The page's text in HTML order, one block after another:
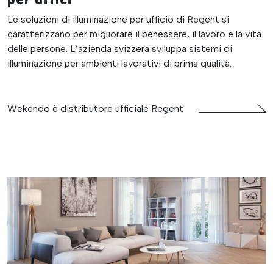
Le soluzioni di illuminazione per ufficio di Regent si
caratterizzano per migliorare il benessere, il lavoro e la vita
delle persone. L’azienda svizzera sviluppa sistemi di
illuminazione per ambienti lavorativi di prima qualità.
Wekendo è distributore ufficiale Regent